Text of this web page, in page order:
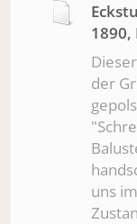
1890,
der
uns